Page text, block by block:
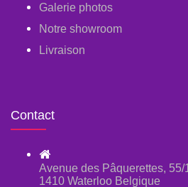
Galerie photos
Notre showroom
Livraison
Contact
Avenue des Pâquerettes,
1410 Waterloo Belgique